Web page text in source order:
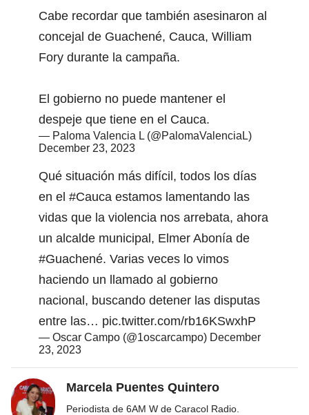
Cabe recordar que también asesinaron al
concejal de Guachené, Cauca, William
Fory durante la campaña.
El gobierno no puede mantener el
despeje que tiene en el Cauca.
— Paloma Valencia L (@PalomaValenciaL)
December 23, 2023
Qué situación más difícil, todos los días
en el #Cauca estamos lamentando las
vidas que la violencia nos arrebata, ahora
un alcalde municipal, Elmer Abonía de
#Guachené. Varias veces lo vimos
haciendo un llamado al gobierno
nacional, buscando detener las disputas
entre las… pic.twitter.com/rb16KSwxhP
— Oscar Campo (@1oscarcampo) December
23, 2023
Marcela Puentes Quintero
Periodista de 6AM W de Caracol Radio.